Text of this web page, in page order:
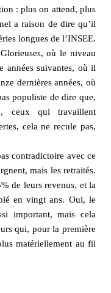
: plus on attend, plus
a raison de dire qu’il
longues de l’INSEE.
où le niveau
années suivantes, où il
dernières années, où
populiste de dire que,
ceux qui travaillent
cela ne recule pas,
contradictoire avec ce
mais les retraités.
de leurs revenus, et la
en vingt ans. Oui, le
important, mais cela
qui, pour la première
matériellement au fil